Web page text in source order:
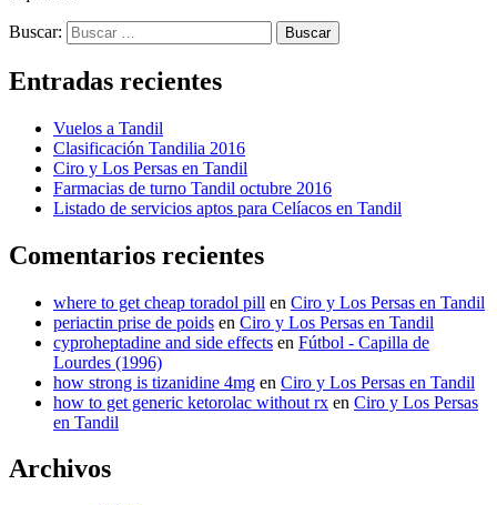
Buscar:
Entradas recientes
Vuelos a Tandil
Clasificación Tandilia 2016
Ciro y Los Persas en Tandil
Farmacias de turno Tandil octubre 2016
Listado de servicios aptos para Celíacos en Tandil
Comentarios recientes
where to get cheap toradol pill en Ciro y Los Persas en Tandil
periactin prise de poids en Ciro y Los Persas en Tandil
cyproheptadine and side effects en Fútbol - Capilla de
Lourdes (1996)
how strong is tizanidine 4mg en Ciro y Los Persas en Tandil
how to get generic ketorolac without rx en Ciro y Los Persas
en Tandil
Archivos